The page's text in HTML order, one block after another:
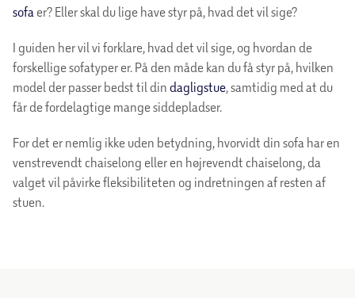
sofa er? Eller skal du lige have styr på, hvad det vil sige?
I guiden her vil vi forklare, hvad det vil sige, og hvordan de
forskellige sofatyper er. På den måde kan du få styr på, hvilken
model der passer bedst til din dagligstue , samtidig med at du
får de fordelagtige mange siddepladser.
For det er nemlig ikke uden betydning, hvorvidt din sofa har en
venstrevendt chaiselong eller en højrevendt chaiselong, da
valget vil påvirke fleksibiliteten og indretningen af resten af
stuen.